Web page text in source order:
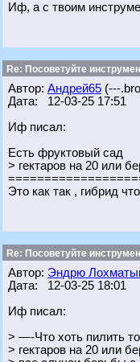
Иф, а с твоим
Re: Посоветуйте
Автор: Андрей65 (---
Дата: 12-03-25 17:51
Иф писал:
Есть фруктовый сад
> гектаров на 20 или
Это как так , гибрид
Re: Посоветуйте
Автор: Эндрю
Дата: 12-03-25 18:01
Иф писал:
> —-Что хоть пилить
> гектаров на 20 или